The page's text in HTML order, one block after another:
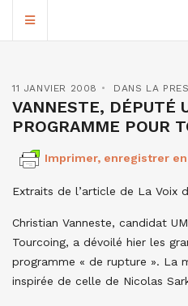
11 JANVIER 2008 DANS LA
VANNESTE, DÉPUTÉ
PROGRAMME POUR
Imprimer, enregistrer
Extraits de l’article de La Voix
Christian Vanneste, candidat
Tourcoing, a dévoilé hier les
programme « de rupture ». La
inspirée de celle de Nicolas